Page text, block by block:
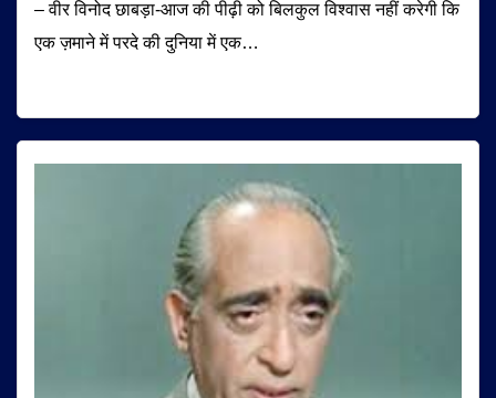
– वीर विनोद छाबड़ा-आज की पीढ़ी को बिलकुल विश्वास नहीं करेगी कि
एक ज़माने में परदे की दुनिया में एक…